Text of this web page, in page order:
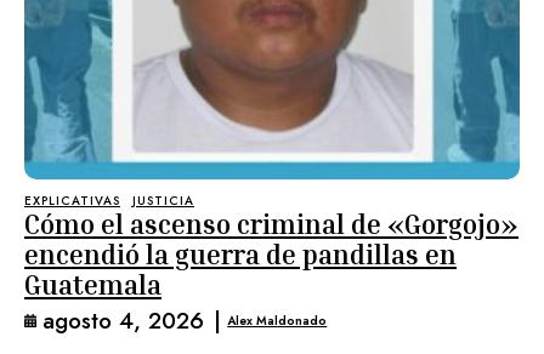
EXPLICATIVAS JUSTICIA
Cómo el ascenso criminal de «Gorgojo»
encendió la guerra de pandillas en
Guatemala
agosto 4, 2026 | Alex Maldonado